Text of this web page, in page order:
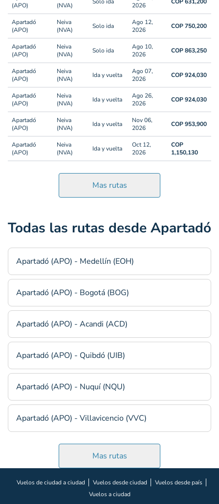
(APO)
(NVA)
2026
Apartadó
(APO)
Neiva
(NVA)
Solo ida
Ago 12,
2026
COP 750,200
Apartadó
(APO)
Neiva
(NVA)
Solo ida
Ago 10,
2026
COP 863,250
Apartadó
(APO)
Neiva
(NVA)
Ida y vuelta
Ago 07,
2026
COP 924,030
Apartadó
(APO)
Neiva
(NVA)
Ida y vuelta
Ago 26,
2026
COP 924,030
Apartadó
(APO)
Neiva
(NVA)
Ida y vuelta
Nov 06,
2026
COP 953,900
Apartadó
(APO)
Neiva
(NVA)
Ida y vuelta
Oct 12,
2026
COP
1,150,130
Mas rutas
Todas las rutas desde Apartadó
Apartadó (APO) - Medellín (EOH)
Apartadó (APO) - Bogotá (BOG)
Apartadó (APO) - Acandi (ACD)
Apartadó (APO) - Quibdó (UIB)
Apartadó (APO) - Nuquí (NQU)
Apartadó (APO) - Villavicencio (VVC)
Mas rutas
Vuelos de ciudad a ciudad Vuelos desde ciudad
Vuelos desde país
Vuelos a ciudad